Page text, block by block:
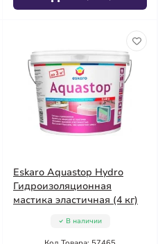
Eskaro Aquastop Hydro
Гидроизоляционная
мастика эластичная (4 кг)
В наличии